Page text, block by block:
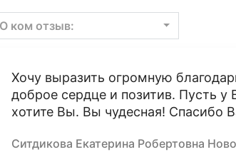
О ком отзыв:
Хочу выразить огромную
доброе сердце и позитив. Пусть у
хотите Вы. Вы чудесная! Спасибо
Ситдикова Екатерина Робертовна